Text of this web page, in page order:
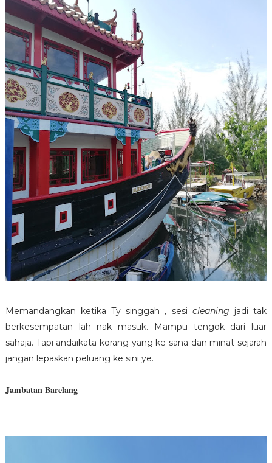
Memandangkan ketika Ty singgah , sesi cleaning jadi tak
berkesempatan lah nak masuk. Mampu tengok dari luar
sahaja. Tapi andaikata korang yang ke sana dan minat sejarah
jangan lepaskan peluang ke sini ye.
Jambatan Barelang